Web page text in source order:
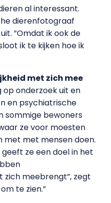
al interessant.
dierenfotograaf
”Omdat ik ook de
ik te kijken hoe ik
met zich mee
op onderzoek uit en
en psychiatrische
sommige bewoners
ze voor moesten
met met mensen doen.
ze een doel in het
meebrengt”, zegt
te zien.”